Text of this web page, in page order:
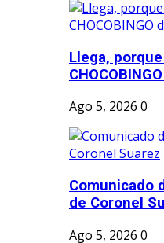
Llega,
Ago 5, 2026 0
Comunicado
de Coronel
Ago 5, 2026 0